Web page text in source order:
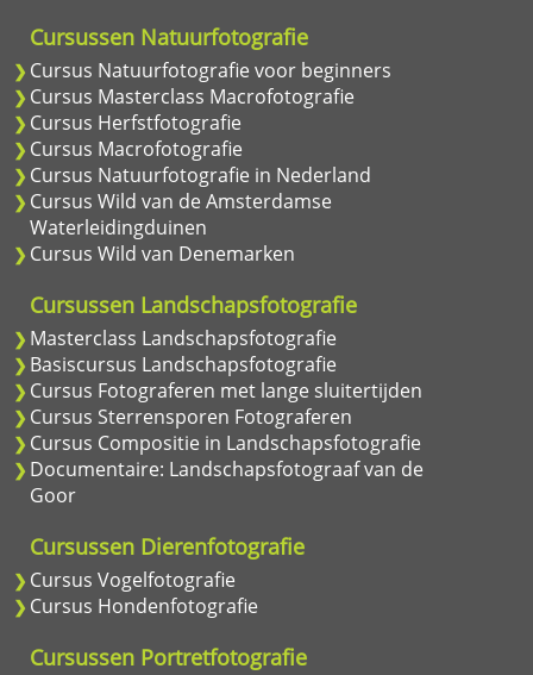
Cursussen Natuurfotografie
Cursus Natuurfotografie voor beginners
Cursus Masterclass Macrofotografie
Cursus Herfstfotografie
Cursus Macrofotografie
Cursus Natuurfotografie in Nederland
Cursus Wild van de Amsterdamse
Waterleidingduinen
Cursus Wild van Denemarken
Cursussen Landschapsfotografie
Masterclass Landschapsfotografie
Basiscursus Landschapsfotografie
Cursus Fotograferen met lange sluitertijden
Cursus Sterrensporen Fotograferen
Cursus Compositie in Landschapsfotografie
Documentaire: Landschapsfotograaf van de
Goor
Cursussen Dierenfotografie
Cursus Vogelfotografie
Cursus Hondenfotografie
Cursussen Portretfotografie